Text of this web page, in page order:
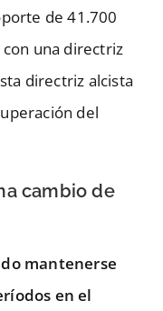
de 41.700
una directriz
directriz alcista
del
cambio de
mantenerse
en el